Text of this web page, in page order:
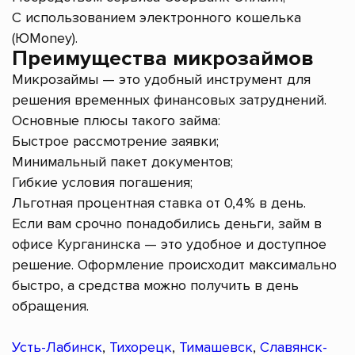
С использованием электронного кошелька
(ЮMoney).
Преимущества микрозаймов
Микрозаймы — это удобный инструмент для
решения временных финансовых затруднений.
Основные плюсы такого займа:
Быстрое рассмотрение заявки;
Минимальный пакет документов;
Гибкие условия погашения;
Льготная процентная ставка от 0,4% в день.
Если вам срочно понадобились деньги, займ в
офисе Курганинска — это удобное и доступное
решение. Оформление происходит максимально
быстро, а средства можно получить в день
обращения.
Усть-Лабинск, Тихорецк, Тимашевск, Славянск-